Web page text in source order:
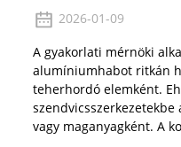
2026-01-09
A gyakorlati mérnöki
alumíniumhabot ritkán
teherhordó elemként.
vagy maganyagként. A